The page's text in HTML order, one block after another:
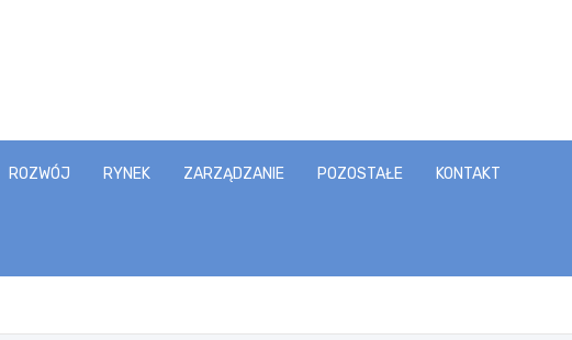
ROZWÓJ RYNEK ZARZĄDZANIE POZOSTAŁE KONTAKT